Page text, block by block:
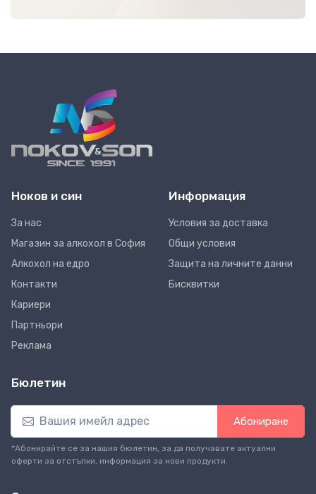
Ноков и син
За нас
Магазин за алкохол в София
Алкохол на едро
Контакти
Кариери
Партньори
Реклама
Информация
Условия за доставка
Общи условия
Защита на личните данни
Бисквитки
Бюлетин
Абониране
*Абонирайте се за нашия бюлетин, за да получавате актуални
оферти за отстъпки, информация за нови продукти.